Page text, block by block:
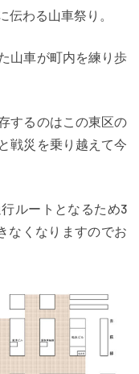
わる山車祭り。
山車が町内を練り歩
するのはこの東区の
戦災を乗り越えて今
ルートとなるため3
なくなりますのでお